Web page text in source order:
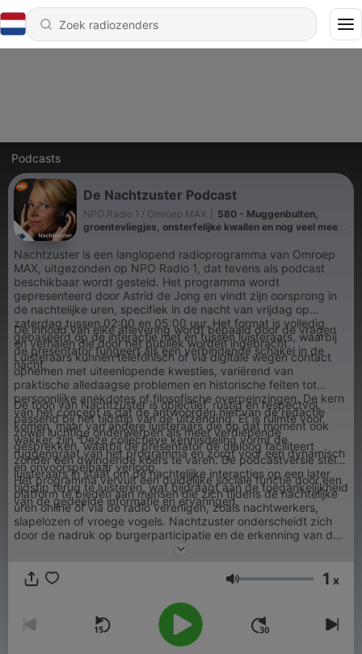
Podcasts
De Nachtzuster Podcast
NPO Radio 1 / Omroep MAX
580 - Muggenbulten,
groentevliegjes, onsterfelijke kwallen en nog veel meer
kwallenboom, autisme en dromen
Nachtzuster is een langlopend radioprogramma van Omroep
MAX, uitgezonden op NPO Radio 1, dat tevens als podcast
beschikbaar wordt gesteld. Het programma wordt
gepresenteerd door Astrid de Jong en vindt zijn oorsprong in
de nachtelijke uren, specifiek in de nacht van vrijdag op
zaterdag tussen 02:00 en 05:00 uur. Het format is volledig
gebaseerd op de interactie met en tussen luisteraars, waarbij
de presentator fungeert als een verbindende schakel in de
nacht.
De inhoud van elke aflevering wordt bepaald door de vragen
en verhalen die door het publiek worden ingebracht.
Luisteraars kunnen telefonisch of via digitale wegen contact
opnemen met uiteenlopende kwesties, variërend van
praktische alledaagse problemen en historische feiten tot
persoonlijke anekdotes of filosofische overpeinzingen. De kern
van het concept is dat de antwoorden niet van de redactie
komen, maar van andere luisteraars die op dat moment ook
wakker zijn. Deze collectieve kennisdeling vormt de
ruggengraat van het programma en zorgt voor een dynamisch
en onvoorspelbaar verloop.
De toon van Nachtzuster is objectief, rustig en respectvol,
passend bij het tijdstip van de uitzending. Er is ruimte voor
zowel luchtige onderwerpen als meer verdiepende
gesprekken, waarbij de presentator de dialoog faciliteert
zonder een dwingende koers te varen. De podcastversie stelt
luisteraars in staat om de nachtelijke interacties op een later
tijdstip terug te luisteren, wat bijdraagt aan de toegankelijkheid
van de gedeelde informatie en ervaringen.
Het programma vervult een duidelijke sociale functie door een
platform te bieden aan mensen die zich tijdens de nachtelijke
uren online of via de radio verenigen, zoals nachtwerkers,
slapelozen of vroege vogels. Nachtzuster onderscheidt zich
door de nadruk op burgerparticipatie en de erkenning van de
expertise die in het brede luisterpubliek aanwezig is. Het
en behulpzaamheid, verankerd in de traditie van de
Nederlandse publieke omroep.
Volume 1 x